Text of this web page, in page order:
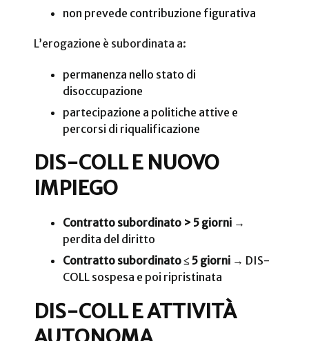
non prevede contribuzione figurativa
L’erogazione è subordinata a:
permanenza nello stato di
disoccupazione
partecipazione a politiche attive e
percorsi di riqualificazione
DIS-COLL E NUOVO
IMPIEGO
Contratto subordinato > 5 giorni→
perdita del diritto
Contratto subordinato ≤ 5 giorni→ DIS-
COLL sospesa e poi ripristinata
DIS-COLL E ATTIVITÀ